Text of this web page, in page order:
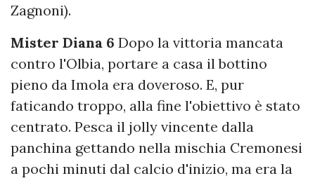
Zagnoni).
Mister Diana 6 Dopo la vittoria mancata
contro l'Olbia, portare a casa il bottino
pieno da Imola era doveroso. E, pur
faticando troppo, alla fine l'obiettivo è stato
centrato. Pesca il jolly vincente dalla
panchina gettando nella mischia Cremonesi
a pochi minuti dal calcio d'inizio, ma era la